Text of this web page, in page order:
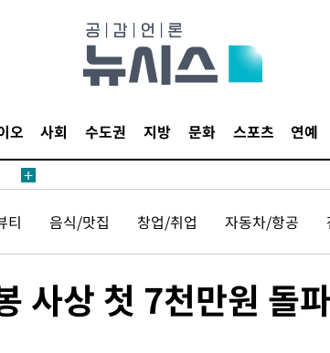
오 사회 수도권 지방 문화 스포츠 연예
티 음식/맛집 창업/취업 자동차/항공
사상 첫 7천만원 돌